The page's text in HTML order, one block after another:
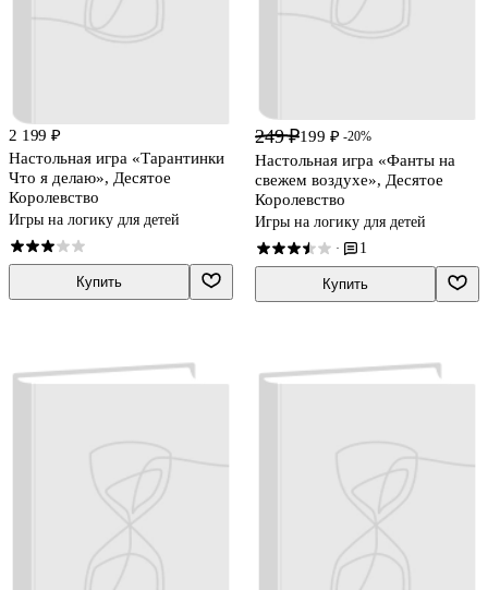
2 199 ₽
Настольная игра «Тарантинки
Что я делаю», Десятое
Королевство
Игры на логику для детей
Купить
249 ₽199 ₽ -20%
Настольная игра «Фанты на
свежем воздухе», Десятое
Королевство
Игры на логику для детей
· 1
Купить